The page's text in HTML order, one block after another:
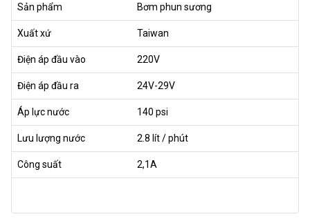
Sản phẩm Bơm phun sương
Xuất xứ Taiwan
Điện áp đầu vào 220V
Điện áp đầu ra 24V-29V
Áp lực nước 140 psi
Lưu lượng nước 2.8 lít / phút
Công suất 2,1A